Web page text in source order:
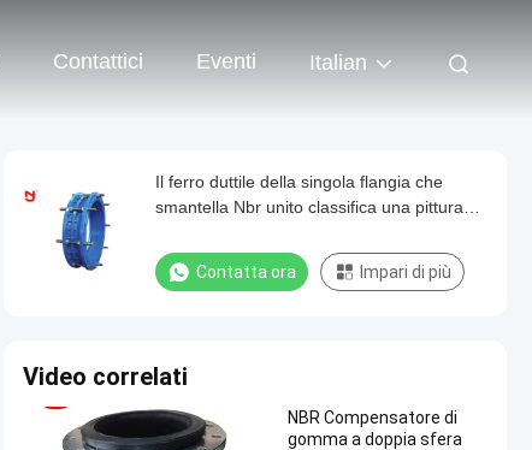
Contattici Eventi Italian
Il ferro duttile della singola flangia che
smantella Nbr unito classifica una pittura
Contatta ora Impari di più
Video correlati
NBR Compensatore di
gomma a doppia sfera